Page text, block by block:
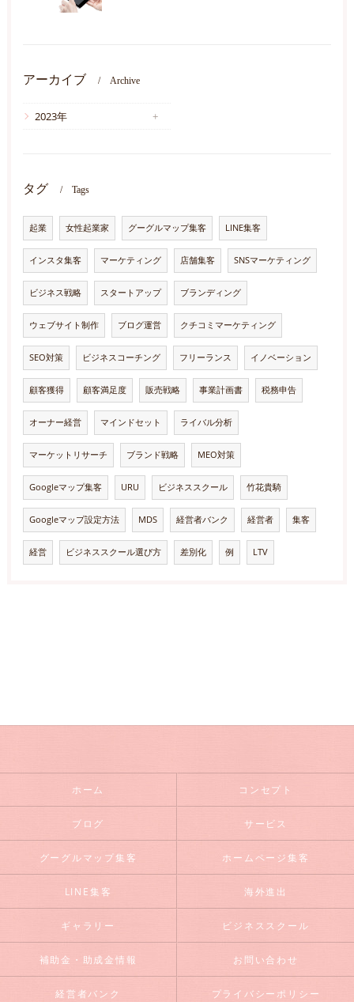
アーカイブ Archive
2023年
タグ Tags
起業 女性起業家 グーグルマップ集客 LINE集客
インスタ集客 マーケティング 店舗集客 SNSマーケティング
ビジネス戦略 スタートアップ ブランディング
ウェブサイト制作 ブログ運営 クチコミマーケティング
SEO対策 ビジネスコーチング フリーランス イノベーション
顧客獲得 顧客満足度 販売戦略 事業計画書 税務申告
オーナー経営 マインドセット ライバル分析
マーケットリサーチ ブランド戦略 MEO対策
Googleマップ集客 URU ビジネススクール 竹花貴騎
Googleマップ設定方法 MDS 経営者バンク 経営者 集客
経営 ビジネススクール選び方 差別化 例 LTV
ホーム コンセプト
ブログ サービス
グーグルマップ集客 ホームページ集客
LINE集客 海外進出
ギャラリー ビジネススクール
補助金・助成金情報 お問い合わせ
経営者バンク プライバシーポリシー